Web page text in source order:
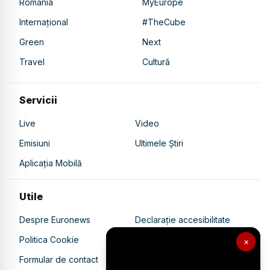
×
România
MyEurope
Internațional
#TheCube
Green
Next
Travel
Cultură
Servicii
Live
Video
Emisiuni
Ultimele Știri
Aplicația Mobilă
Utile
Despre Euronews
Declarație accesibilitate
Politica Cookie
Politica de confidențialitate
Formular de contact